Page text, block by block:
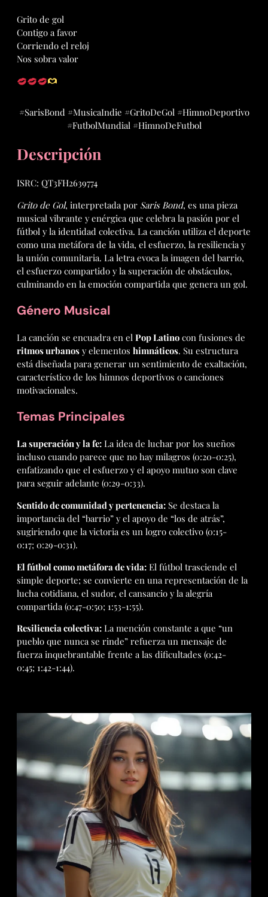
Grito de gol
Contigo a favor
Corriendo el reloj
Nos sobra valor
#SarisBond #MusicaIndie #GritoDeGol #HimnoDeportivo
#FutbolMundial #HimnoDeFutbol
Descripción
ISRC: QT3FH2639774
Grito de Gol, interpretada por Saris Bond, es una pieza
musical vibrante y enérgica que celebra la pasión por el
fútbol y la identidad colectiva. La canción utiliza el deporte
como una metáfora de la vida, el esfuerzo, la resiliencia y
la unión comunitaria. La letra evoca la imagen del barrio,
el esfuerzo compartido y la superación de obstáculos,
culminando en la emoción compartida que genera un gol.
Género Musical
La canción se encuadra en el Pop Latino con fusiones de
ritmos urbanos y elementos himnáticos. Su estructura
está diseñada para generar un sentimiento de exaltación,
característico de los himnos deportivos o canciones
motivacionales.
Temas Principales
La superación y la fe: La idea de luchar por los sueños
incluso cuando parece que no hay milagros (0:20-0:25),
enfatizando que el esfuerzo y el apoyo mutuo son clave
para seguir adelante (0:29-0:33).
Sentido de comunidad y pertenencia: Se destaca la
importancia del “barrio” y el apoyo de “los de atrás”,
sugiriendo que la victoria es un logro colectivo (0:15-
0:17; 0:29-0:31).
El fútbol como metáfora de vida: El fútbol trasciende el
simple deporte; se convierte en una representación de la
lucha cotidiana, el sudor, el cansancio y la alegría
compartida (0:47-0:50; 1:53-1:55).
Resiliencia colectiva: La mención constante a que “un
pueblo que nunca se rinde” refuerza un mensaje de
fuerza inquebrantable frente a las dificultades (0:42-
0:45; 1:42-1:44).